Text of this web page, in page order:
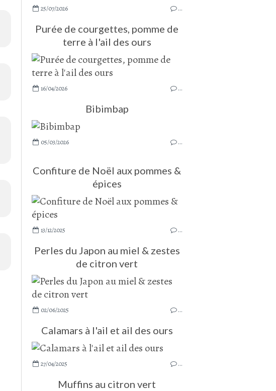
25/07/2026 …
Purée de courgettes, pomme de
terre à l'ail des ours
16/04/2026 …
Bibimbap
05/03/2026 …
Confiture de Noël aux pommes &
épices
13/12/2025 …
Perles du Japon au miel & zestes
de citron vert
02/06/2025 …
Calamars à l'ail et ail des ours
27/04/2025 …
Muffins au citron vert